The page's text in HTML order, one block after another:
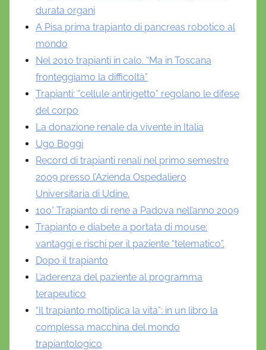
durata organi
A Pisa prima trapianto di pancreas robotico al
mondo
Nel 2010 trapianti in calo. “Ma in Toscana
fronteggiamo la difficoltà”
Trapianti: “cellule antirigetto” regolano le difese
del corpo
La donazione renale da vivente in Italia
Ugo Boggi
Record di trapianti renali nel primo semestre
2009 presso l’Azienda Ospedaliero
Universitaria di Udine.
100° Trapianto di rene a Padova nell’anno 2009
Trapianto e diabete a portata di mouse:
vantaggi e rischi per il paziente “telematico”.
Dopo il trapianto
L’aderenza del paziente al programma
terapeutico
“Il trapianto moltiplica la vita”: in un libro la
complessa macchina del mondo
trapiantologico